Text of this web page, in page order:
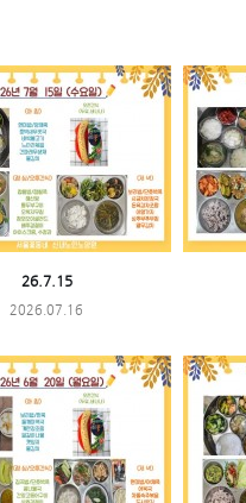
26.7.15
2026.07.16